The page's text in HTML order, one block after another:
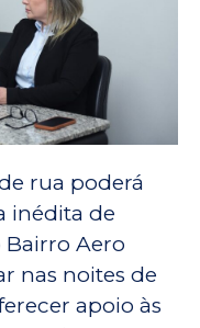
rua poderá
inédita de
Aero
nas noites de
apoio às